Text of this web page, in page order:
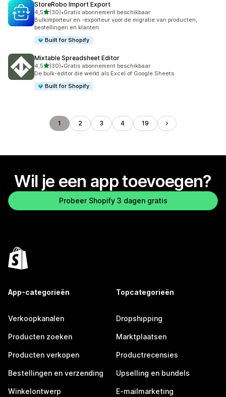
StoreRobo Import Export
4,5van 5 sterren
(30)
30 recensies in totaal
•Gratis abonnement beschikbaar
Bulkimporteur en -exporteur voor de migratie van producten,
bestellingen en klanten
Built for Shopify
Mixtable Spreadsheet Editor
4,5van 5 sterren
(30)
30 recensies in totaal
•Gratis abonnement beschikbaar
De bulk-editor die werkt als Excel of Google Sheets
Built for Shopify
1 2 3 4 19
Wil je een app toevoegen?
Probeer Shopify 3 dagen gratis
App-categorieën
Verkoopkanalen
Producten zoeken
Producten verkopen
Bestellingen en verzending
Winkelontwerp
Topcategorieën
Dropshipping
Marktplaatsen
Productrecensies
Upselling en bundels
E-mailmarketing